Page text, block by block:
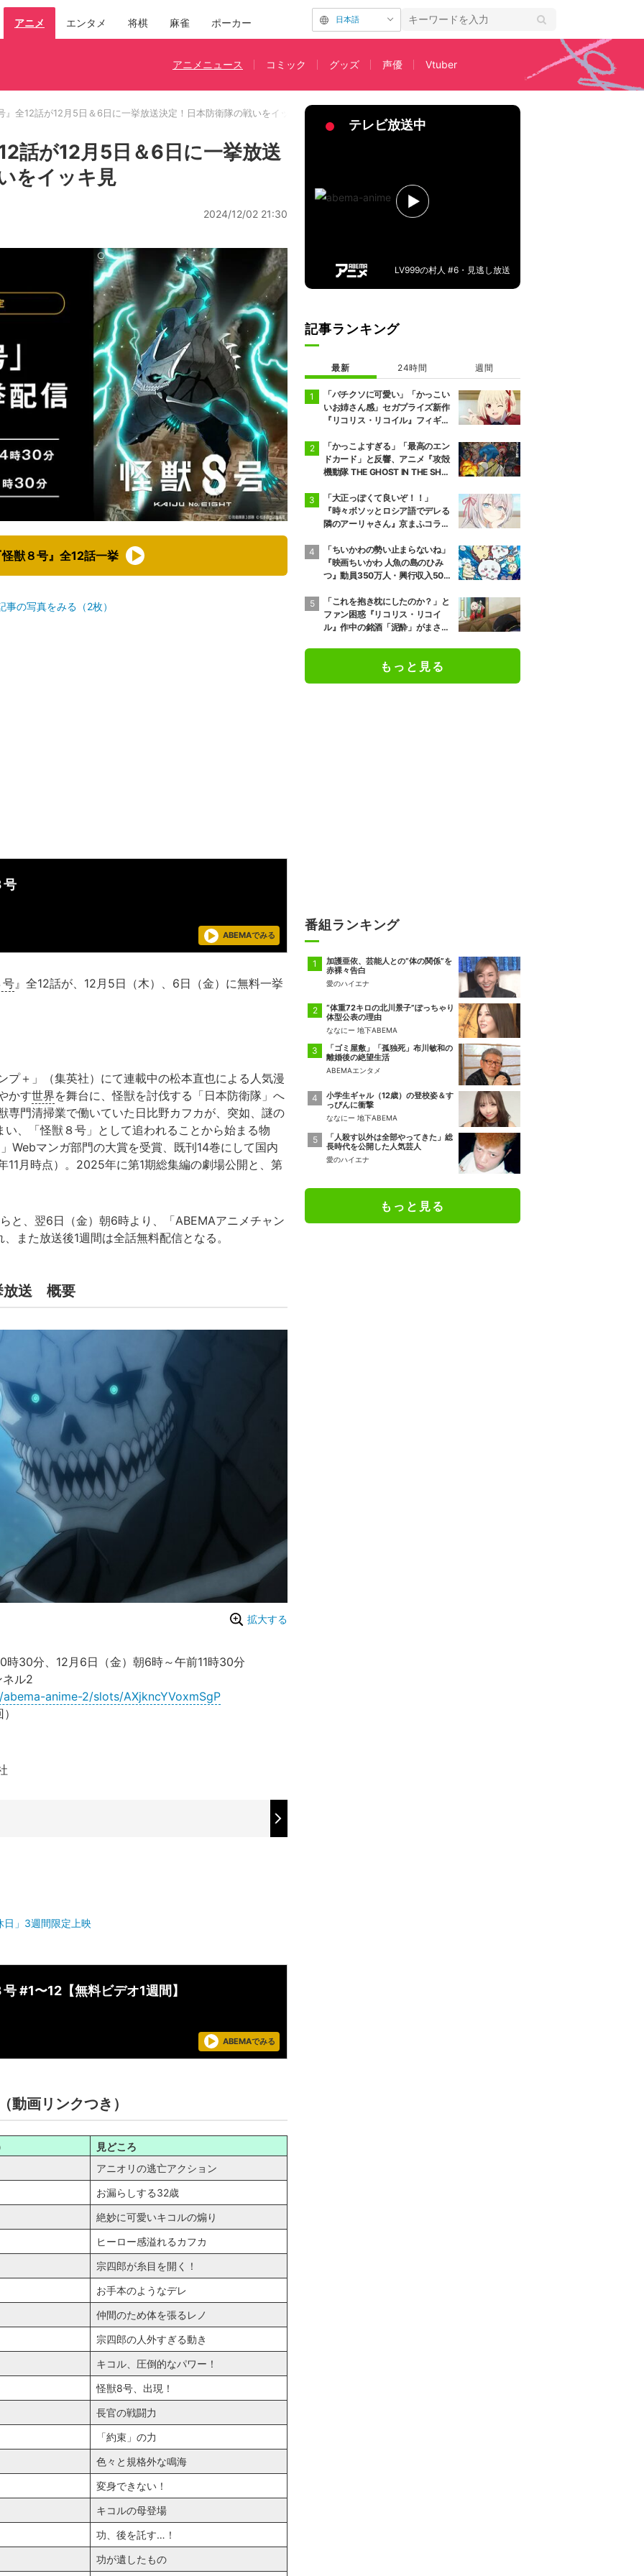
アニメ エンタメ 将棋 麻雀 ポーカー 日本語
アニメニュース コミック グッズ 声優 Vtuber
』全12話が12月5日＆6日に一挙放送決定！日本防衛隊の戦いをイッキ見
話が12月5日＆6日に一挙放送
をイッキ見
2024/12/02 21:30
獣８号』全12話一挙
事の写真をみる（2枚）
号
ABEMAでみる
号』全12話が、12月5日（木）、6日（金）に無料一挙
＋」（集英社）にて連載中の松本直也による人気漫
かす世界を舞台に、怪獣を討伐する「日本防衛隊」へ
専門清掃業で働いていた日比野カフカが、突如、謎の
、「怪獣８号」として追われることから始まる物
Webマンガ部門の大賞を受賞、既刊14巻にして国内
月時点）。2025年に第1期総集編の劇場公開と、第
、翌6日（金）朝6時より、「ABEMAアニメチャン
また放送後1週間は全話無料配信となる。
放送 概要
拡大する
30分、12月6日（金）朝6時～午前11時30分
ネル2
anime-2/slots/AXjkncYVoxmSgP
日」3週間限定上映
#1〜12【無料ビデオ1週間】
ABEMAでみる
動画リンクつき）
見どころ
アニオリの逃亡アクション
お漏らしする32歳
絶妙に可愛いキコルの煽り
ヒーロー感溢れるカフカ
宗四郎が糸目を開く！
お手本のようなデレ
仲間のため体を張るレノ
宗四郎の人外すぎる動き
キコル、圧倒的なパワー！
怪獣8号、出現！
長官の戦闘力
「約束」の力
色々と規格外な鳴海
変身できない！
キコルの母登場
功、後を託す…！
功が遺したもの
テレビ放送中
LV999の村人 #6・見逃し放送
記事ランキング
最新 24時間 週間
「バチクソに可愛い」「かっこい
いお姉さん感」セガプライズ新作
『リコリス・リコイル』フィギュ
「かっこよすぎる」「最高のエン
ドカード」と反響、アニメ『攻殻
機動隊 THE GHOST IN THE SHEL
「大正っぽくて良いぞ！！」
『時々ボソッとロシア語でデレる
隣のアーリャさん』京まふコラボ
「ちいかわの勢い止まらないね」
『映画ちいかわ 人魚の島のひみ
つ』動員350万人・興行収入50億
「これを抱き枕にしたのか？」と
ファン困惑『リコリス・リコイ
ル』作中の銘酒「泥酔」がまさか
もっと見る
番組ランキング
加護亜依、芸能人との“体の関係”を
赤裸々告白
愛のハイエナ
“体重72キロの北川景子”ぽっちゃり
体型公表の理由
ななにー 地下ABEMA
「ゴミ屋敷」「孤独死」布川敏和の
離婚後の絶望生活
ABEMAエンタメ
小学生ギャル（12歳）の登校姿＆す
っぴんに衝撃
ななにー 地下ABEMA
「人殺す以外は全部やってきた」総
長時代を公開した人気芸人
愛のハイエナ
もっと見る